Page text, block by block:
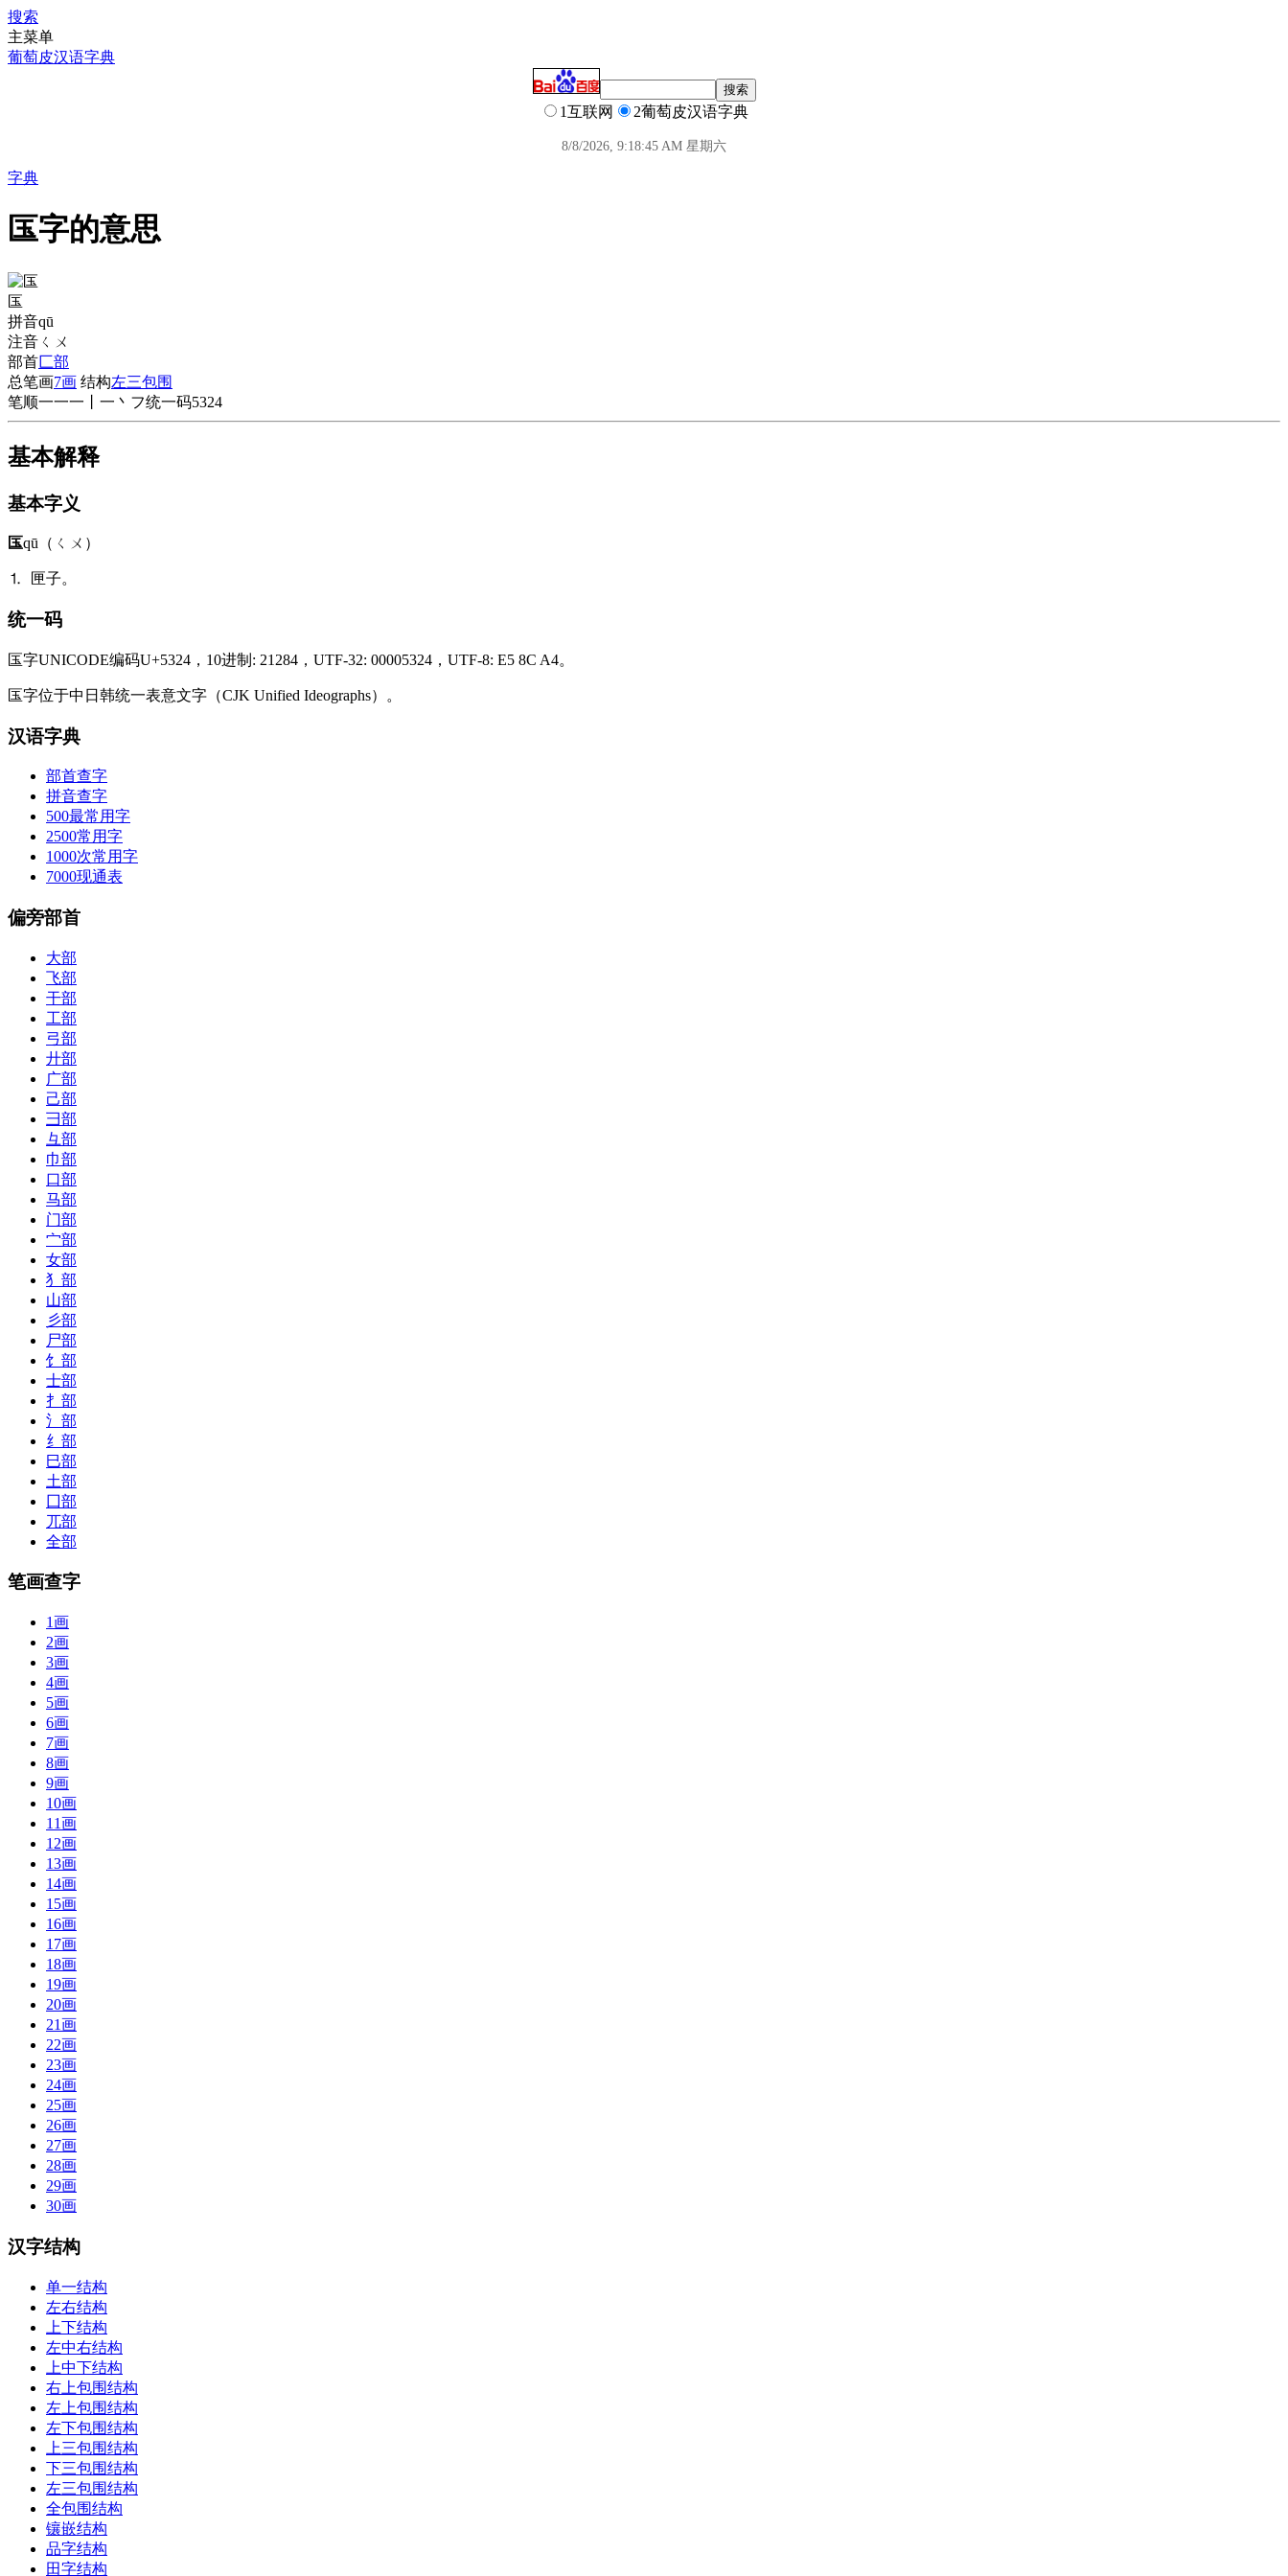
搜索
主菜单
葡萄皮汉语字典
1互联网 2葡萄皮汉语字典
8/8/2026, 9:18:45 AM 星期六
字典
匤字的意思
匤
拼音qū
注音 ㄑㄨ
部首匚部
总笔画7画 结构左三包围
笔顺一一一丨一丶フ统一码5324
基本解释
基本字义
匤qū（ㄑㄨ）
⒈ 匣子。
统一码
匤字UNICODE编码U+5324，10进制: 21284，UTF-32: 00005324，UTF-8: E5 8C A4。
匤字位于中日韩统一表意文字（CJK Unified Ideographs）。
汉语字典
部首查字
拼音查字
500最常用字
2500常用字
1000次常用字
7000现通表
偏旁部首
大部
飞部
干部
工部
弓部
廾部
广部
己部
彐部
彑部
巾部
口部
马部
门部
宀部
女部
犭部
山部
彡部
尸部
饣部
士部
扌部
氵部
纟部
巳部
土部
囗部
兀部
全部
笔画查字
1画
2画
3画
4画
5画
6画
7画
8画
9画
10画
11画
12画
13画
14画
15画
16画
17画
18画
19画
20画
21画
22画
23画
24画
25画
26画
27画
28画
29画
30画
汉字结构
单一结构
左右结构
上下结构
左中右结构
上中下结构
右上包围结构
左上包围结构
左下包围结构
上三包围结构
下三包围结构
左三包围结构
全包围结构
镶嵌结构
品字结构
田字结构